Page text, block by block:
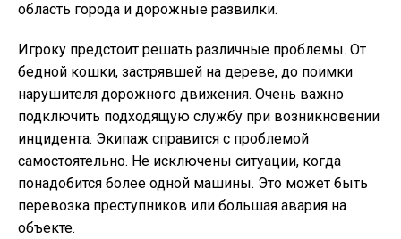
область города и дорожные развилки.
Игроку предстоит решать различные проблемы. От
бедной кошки, застрявшей на дереве, до поимки
нарушителя дорожного движения. Очень важно
подключить подходящую службу при возникновении
инцидента. Экипаж справится с проблемой
самостоятельно. Не исключены ситуации, когда
понадобится более одной машины. Это может быть
перевозка преступников или большая авария на
объекте.